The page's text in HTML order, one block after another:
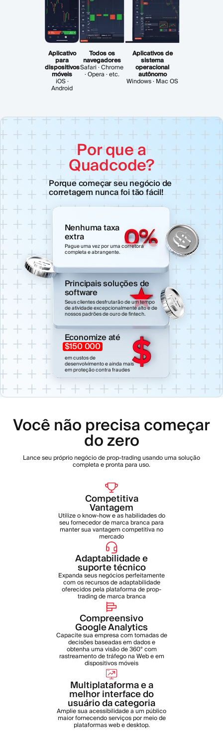
Aplicativo
para
dispositivos
móveis
iOS ·
Android
Todos os
navegadores
Safari · Chrome
· Opera · etc.
Aplicativos de
sistema
operacional
autônomo
Windows · Mac OS
Por que a
Quadcode?
Porque começar seu negócio de
corretagem nunca foi tão fácil!
Nenhuma taxa
extra
Pague uma vez por uma corretora
completa e abrangente.
Principais soluções de
software
Seus clientes desfrutarão de um tempo
de atividade excepcionalmente alto e de
nossos padrões de ouro de fintech.
Economize até
$150 000
em custos de
desenvolvimento e ainda mais
em proteção contra fraudes
Você não precisa começar
do zero
Lance seu próprio negócio de prop-trading usando uma solução
completa e pronta para uso.
Competitiva
Vantagem
Utilize o know-how e as habilidades do
seu fornecedor de marca branca para
manter sua vantagem competitiva no
mercado
Adaptabilidade e
suporte técnico
Expanda seus negócios perfeitamente
com os recursos de adaptabilidade
oferecidos pela plataforma de prop-
trading de marca branca
Compreensivo
Google Analytics
Capacite sua empresa com tomadas de
decisões baseadas em dados e
obtenha uma visão de 360° com
rastreamento de tráfego na Web e em
dispositivos móveis
Multiplataforma e a
melhor interface do
usuário da categoria
Amplie sua acessibilidade a um público
maior fornecendo serviços por meio de
plataformas web e desktop.